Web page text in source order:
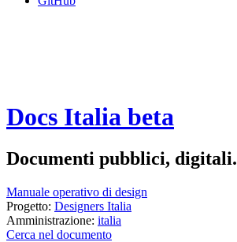
Docs Italia beta
Documenti pubblici, digitali.
Manuale operativo di design
Progetto: Designers Italia
Amministrazione: italia
Cerca nel documento